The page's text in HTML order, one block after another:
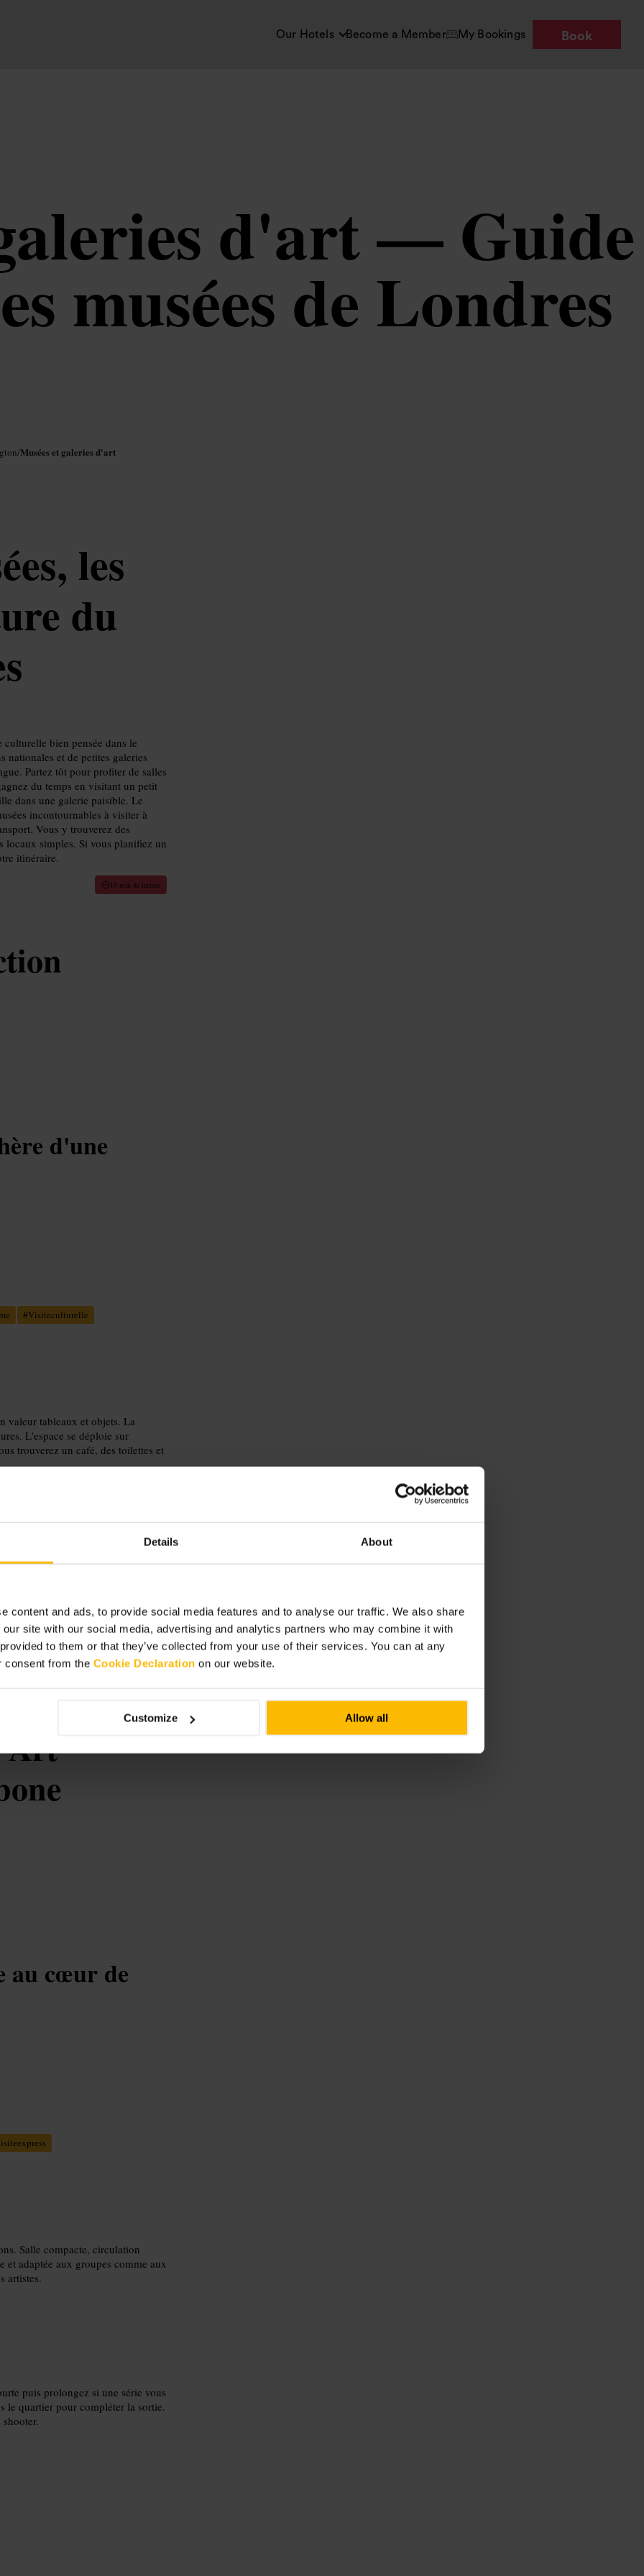
Details About
content and ads, to provide social media features and to analyse our traffic. We also share
site with our social media, advertising and analytics partners who may combine it with
to them or that they’ve collected from your use of their services. You can at any
consent from the Cookie Declaration on our website.
Customize Allow all
Our Hotels Become a Member My Bookings Book
d'art — Guide
musées de Londres
/Musées et galeries d'art
les
du
bien pensée dans le
nationales et de petites galeries
Partez tôt pour profiter de salles
du temps en visitant un petit
dans une galerie paisible. Le
incontournables à visiter à
Vous y trouverez des
locaux simples. Si vous planifiez un
itinéraire.
10 min de lecture
d'une
#Visiteculturelle
valeur tableaux et objets. La
L'espace se déploie sur
trouverez un café, des toilettes et
les salons et l'armurerie à votre
salles. Lisez les cartels au
préalables. Portez des
profiter d'une atmosphère
Art
au cœur de
Salle compacte, circulation
adaptée aux groupes comme aux
artistes.
puis prolongez si une série vous
le quartier pour compléter la sortie.